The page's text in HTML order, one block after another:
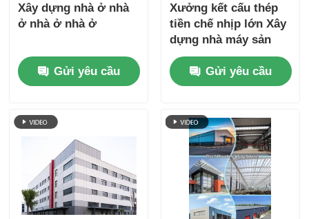
Xây dựng nhà ở nhà
ở nhà ở nhà ở
Gửi yêu cầu
Xưởng kết cấu thép
tiền chế nhịp lớn Xây
dựng nhà máy sản
xuất công nghiệp
Gửi yêu cầu